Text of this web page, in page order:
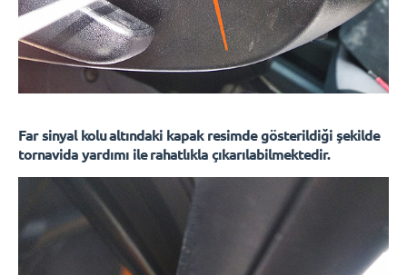
Far sinyal kolu altındaki kapak resimde gösterildiği şekilde
tornavida yardımı ile rahatlıkla çıkarılabilmektedir.